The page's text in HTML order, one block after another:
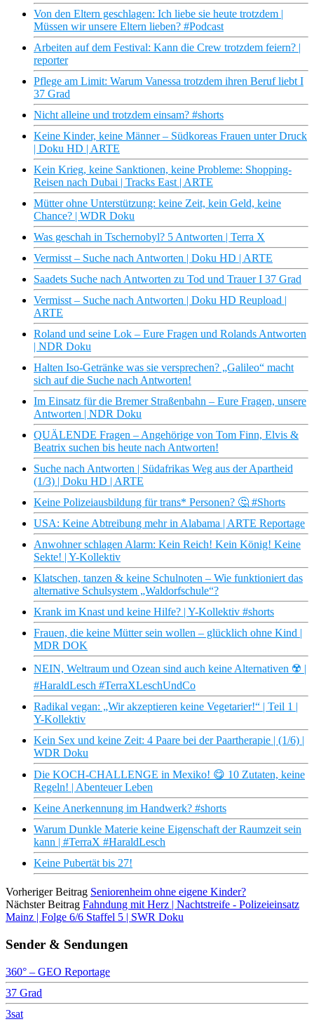
Von den Eltern geschlagen: Ich liebe sie heute trotzdem |
Müssen wir unsere Eltern lieben? #Podcast
Arbeiten auf dem Festival: Kann die Crew trotzdem feiern? |
reporter
Pflege am Limit: Warum Vanessa trotzdem ihren Beruf liebt I
37 Grad
Nicht alleine und trotzdem einsam? #shorts
Keine Kinder, keine Männer – Südkoreas Frauen unter Druck
| Doku HD | ARTE
Kein Krieg, keine Sanktionen, keine Probleme: Shopping-
Reisen nach Dubai | Tracks East | ARTE
Mütter ohne Unterstützung: keine Zeit, kein Geld, keine
Chance? | WDR Doku
Was geschah in Tschernobyl? 5 Antworten | Terra X
Vermisst – Suche nach Antworten | Doku HD | ARTE
Saadets Suche nach Antworten zu Tod und Trauer I 37 Grad
Vermisst – Suche nach Antworten | Doku HD Reupload |
ARTE
Roland und seine Lok – Eure Fragen und Rolands Antworten
| NDR Doku
Halten Iso-Getränke was sie versprechen? „Galileo“ macht
sich auf die Suche nach Antworten!
Im Einsatz für die Bremer Straßenbahn – Eure Fragen, unsere
Antworten | NDR Doku
QUÄLENDE Fragen – Angehörige von Tom Finn, Elvis &
Beatrix suchen bis heute nach Antworten!
Suche nach Antworten | Südafrikas Weg aus der Apartheid
(1/3) | Doku HD | ARTE
Keine Polizeiausbildung für trans* Personen? 🤔 #Shorts
USA: Keine Abtreibung mehr in Alabama | ARTE Reportage
Anwohner schlagen Alarm: Kein Reich! Kein König! Keine
Sekte! | Y-Kollektiv
Klatschen, tanzen & keine Schulnoten – Wie funktioniert das
alternative Schulsystem „Waldorfschule“?
Krank im Knast und keine Hilfe? | Y-Kollektiv #shorts
Frauen, die keine Mütter sein wollen – glücklich ohne Kind |
MDR DOK
NEIN, Weltraum und Ozean sind auch keine Alternativen ☢️ |
#HaraldLesch #TerraXLeschUndCo
Radikal vegan: „Wir akzeptieren keine Vegetarier!“ | Teil 1 |
Y-Kollektiv
Kein Sex und keine Zeit: 4 Paare bei der Paartherapie | (1/6) |
WDR Doku
Die KOCH-CHALLENGE in Mexiko! 😋 10 Zutaten, keine
Regeln! | Abenteuer Leben
Keine Anerkennung im Handwerk? #shorts
Warum Dunkle Materie keine Eigenschaft der Raumzeit sein
kann | #TerraX #HaraldLesch
Keine Pubertät bis 27!
Vorheriger Beitrag Seniorenheim ohne eigene Kinder?
Nächster Beitrag Fahndung mit Herz | Nachtstreife - Polizeieinsatz
Mainz | Folge 6/6 Staffel 5 | SWR Doku
Sender & Sendungen
360° – GEO Reportage
37 Grad
3sat